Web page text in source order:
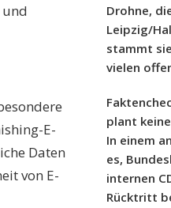
E-
Daten
von E-
Drohne,
Leipzig/
stammt
vielen
plant
In einem
es,
internen
Rücktritt